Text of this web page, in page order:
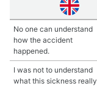
No one can understand
how the accident
happened.
I was not to understand
what this sickness really